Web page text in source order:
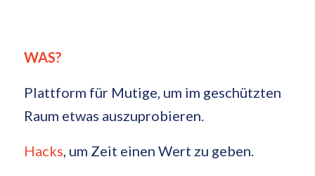
WAS?
Plattform für Mutige, um im geschützten
Raum etwas auszuprobieren.
Hacks , um Zeit einen Wert zu geben.